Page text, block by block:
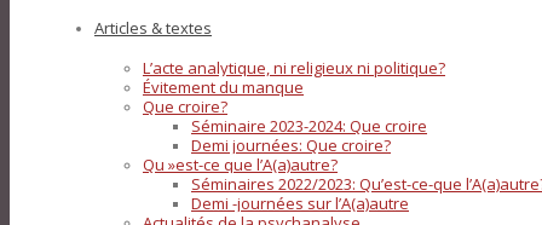
Articles & textes
L’acte analytique, ni religieux ni politique?
Évitement du manque
Que croire?
Séminaire 2023-2024: Que croire
Demi journées: Que croire?
Qu »est-ce que l’A(a)autre?
Séminaires 2022/2023: Qu’est-ce-que
Demi -journées sur l’A(a)autre